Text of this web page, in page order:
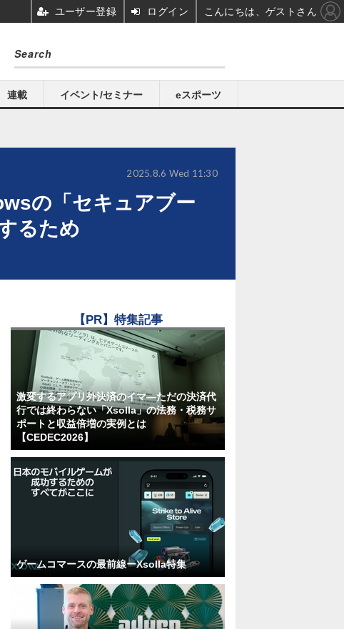
連載 イベント/セミナー eスポーツ
の「セキュアブー
るため
2025.8.6 Wed 11:30
【PR】特集記事
激変するアプリ外決済のイマ―ただの決済代
行では終わらない「Xsolla」の法務・税務サ
ポートと収益倍増の実例とは
【CEDEC2026】
ゲームコマースの最前線ーXsolla特集
ユーザー登録 ログイン こんにちは、ゲストさん